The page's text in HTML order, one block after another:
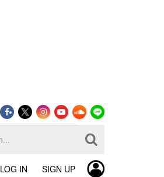
LOG IN SIGN UP